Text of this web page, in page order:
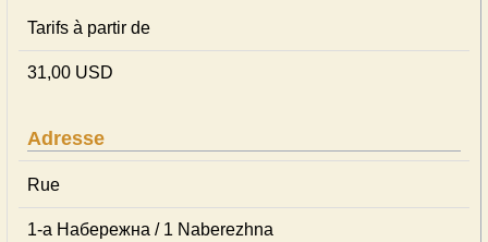
Tarifs à partir de
31,00 USD
Adresse
Rue
1-а Набережна / 1 Naberezhna